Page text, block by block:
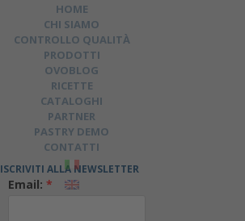
HOME
CHI SIAMO
CONTROLLO QUALITÀ
PRODOTTI
OVOBLOG
RICETTE
CATALOGHI
PARTNER
PASTRY DEMO
CONTATTI
ISCRIVITI ALLA NEWSLETTER
Email:*